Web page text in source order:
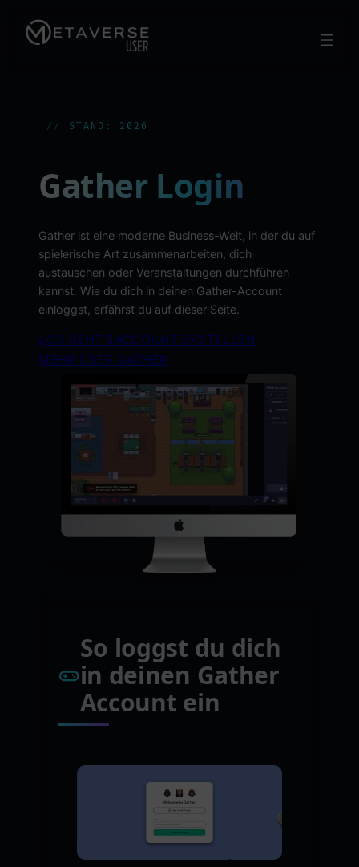
Inhalt
STAND: 2026
Gather Login
Gather ist eine moderne Business-Welt, in der du auf
spielerische Art zusammenarbeiten, dich
austauschen oder Veranstaltungen durchführen
kannst. Wie du dich in deinen Gather-Account
einloggst, erfährst du auf dieser Seite.
LOS GEHT’SACCOUNT ERSTELLEN
MEHR ÜBER GATHER
So loggst du dich
in deinen Gather
Account ein